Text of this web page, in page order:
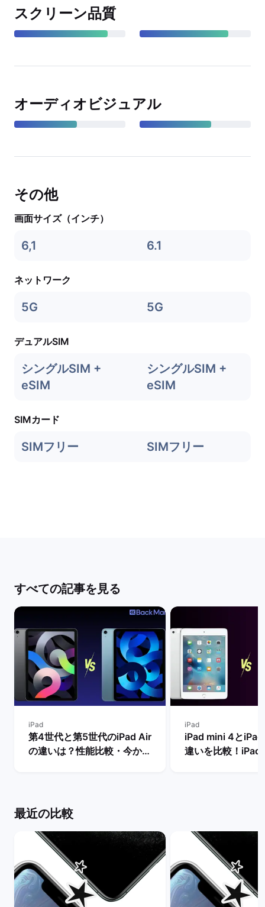
スクリーン品質
オーディオビジュアル
その他
画面サイズ（インチ）
6,1 6.1
ネットワーク
5G 5G
デュアルSIM
シングルSIM +
eSIM
シングルSIM +
eSIM
SIMカード
SIMフリー SIMフリー
すべての記事を見る
iPad
第4世代と第5世代のiPad Air
の違いは？性能比較・今から
iPad
iPad mini 4と
違いを比較！iPad
最近の比較